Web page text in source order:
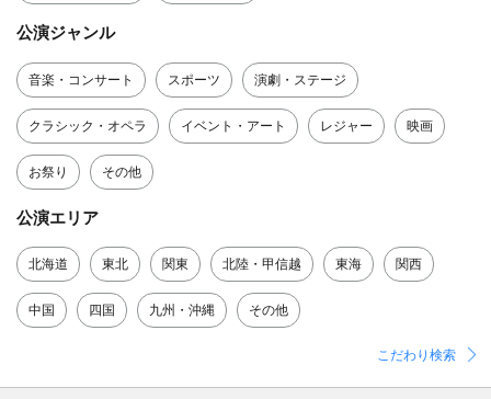
公演ジャンル
音楽・コンサート スポーツ 演劇・ステージ
クラシック・オペラ イベント・アート レジャー 映画
お祭り その他
公演エリア
北海道 東北 関東 北陸・甲信越 東海 関西
中国 四国 九州・沖縄 その他
こだわり検索